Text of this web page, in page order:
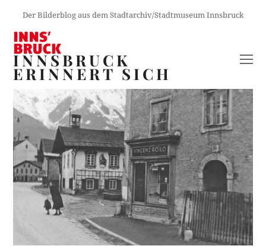
Der Bilderblog aus dem Stadtarchiv/Stadtmuseum Innsbruck
INNSBRUCK
ERINNERT SICH